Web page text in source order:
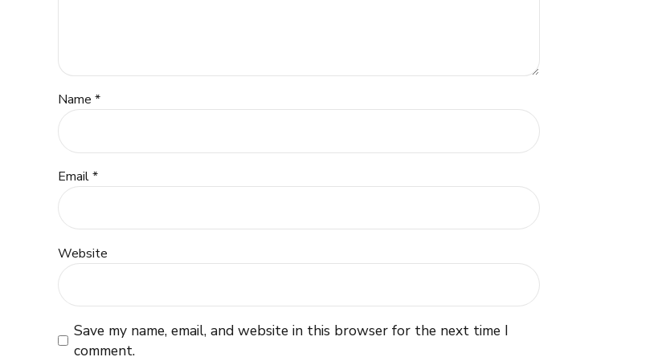
Name *
Email *
Website
Save my name, email, and website in this browser for the next time I
comment.